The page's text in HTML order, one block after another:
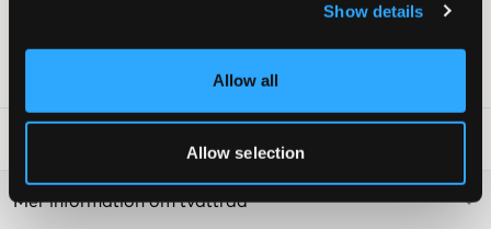
Show details
Allow all
Allow selection
Mer information om tvättråd